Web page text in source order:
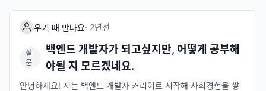
우기 때 만나요· 2년전
질
문
백엔드 개발자가 되고싶지만, 어떻게 공부해
야될 지 모르겠네요.
안녕하세요! 저는 백엔드 개발자 커리어로 시작해 사회경험을 쌓